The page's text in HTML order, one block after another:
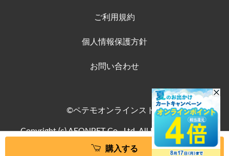
ご利用規約
個人情報保護方針
お問い合わせ
©ペテモオンラインストア
Copyright (c) AEONPET Co., Ltd. All Rights Reserved.
購入する